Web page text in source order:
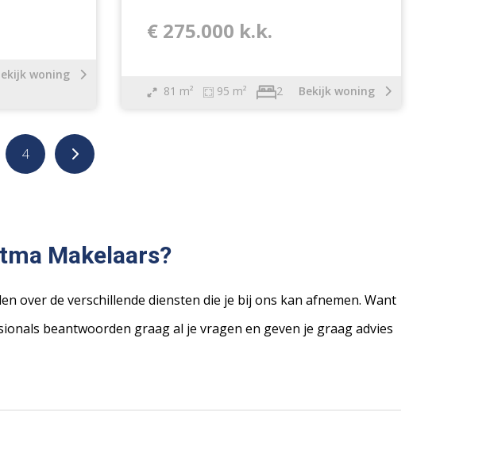
woning
€ 275.000 k.k.
81 m² 95 m² 2 Bekijk woning
4
Makelaars?
over de verschillende diensten die je bij ons kan afnemen. Want
beantwoorden graag al je vragen en geven je graag advies